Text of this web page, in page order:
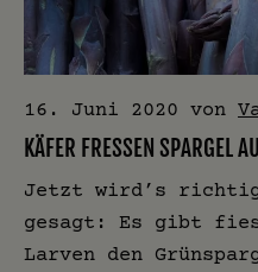
16. Juni 2020 von
KÄFER FRESSEN SPARGEL
Jetzt wird’s richtig
gesagt: Es gibt
Larven den